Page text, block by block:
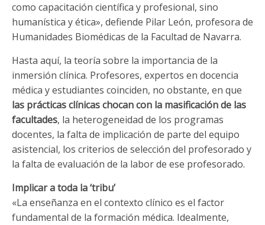
como capacitación científica y profesional, sino
humanística y ética», defiende Pilar León, profesora de
Humanidades Biomédicas de la Facultad de Navarra.
Hasta aquí, la teoría sobre la importancia de la
inmersión clínica. Profesores, expertos en docencia
médica y estudiantes coinciden, no obstante, en que
las prácticas clínicas chocan con la masificación de las
facultades, la heterogeneidad de los programas
docentes, la falta de implicación de parte del equipo
asistencial, los criterios de selección del profesorado y
la falta de evaluación de la labor de ese profesorado.
Implicar a toda la ‘tribu’
«La enseñanza en el contexto clínico es el factor
fundamental de la formación médica. Idealmente,